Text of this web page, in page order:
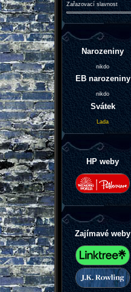
Zařazovací slavnost
Narozeniny
nikdo
EB narozeniny
nikdo
Svátek
Lada
HP weby
Zajímavé weby